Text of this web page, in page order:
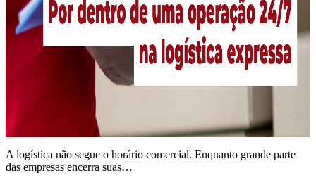
A logística não segue o horário comercial. Enquanto grande parte
das empresas encerra suas…